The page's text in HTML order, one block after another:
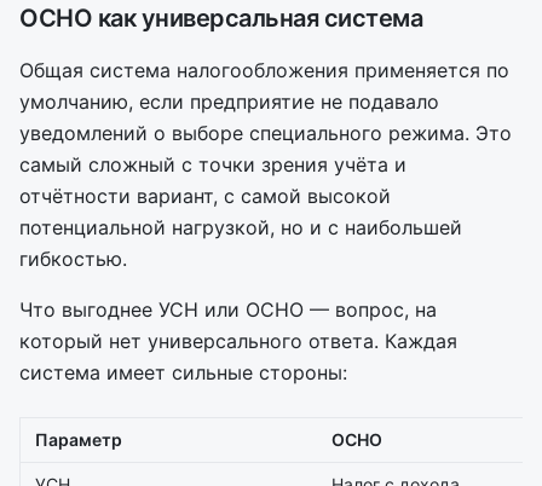
ОСНО как универсальная система
Общая система налогообложения применяется по
умолчанию, если предприятие не подавало
уведомлений о выборе специального режима. Это
самый сложный с точки зрения учёта и
отчётности вариант, с самой высокой
потенциальной нагрузкой, но и с наибольшей
гибкостью.
Что выгоднее УСН или ОСНО — вопрос, на
который нет универсального ответа. Каждая
система имеет сильные стороны:
Параметр ОСНО